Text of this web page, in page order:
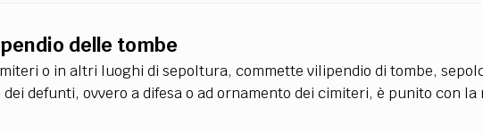
FILODIRITTO REDAZIONE COMITATO SCIENTIFICO AUTORI CURATORI
delle tombe
o in altri luoghi di sepoltura, commette vilipendio di tombe,
defunti, ovvero a difesa o ad ornamento dei cimiteri, è punito con la